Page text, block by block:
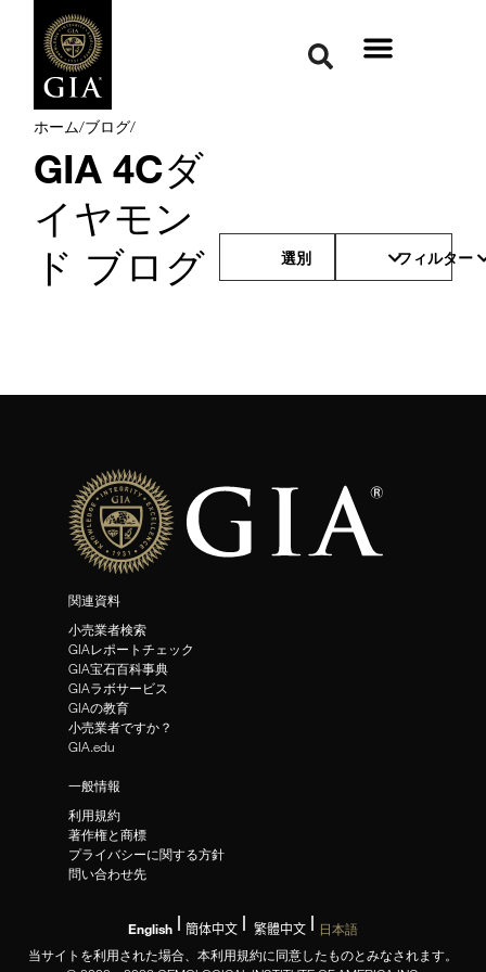
ホーム/ブログ/
GIA 4Cダ
イヤモン
ド ブログ
選別 フィルター
関連資料
小売業者検索
GIAレポートチェック
GIA宝石百科事典
GIAラボサービス
GIAの教育
小売業者ですか？
GIA.edu
一般情報
利用規約
著作権と商標
プライバシーに関する方針
問い合わせ先
English 簡体中文 繁體中文
日本語
当サイトを利用された場合、本利用規約に同意したものとみなされます。